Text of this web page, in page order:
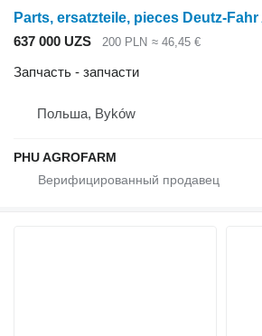
637 000 UZS 200 PLN ≈ 46,45 €
Запчасть - запчасти
Польша, Byków
PHU AGROFARM